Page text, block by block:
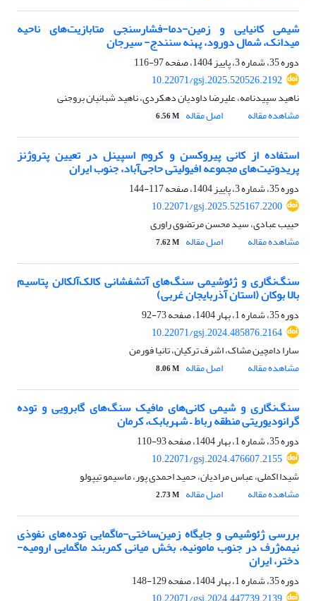
شیمی کانیایی و زمین‌-دما-فشارسنجی متابازیت‌های ناحیه
میدانک، شمال دورود، پهنه سنندج- سیرجان
دوره 35، شماره 3، پاییز 1404، صفحه
97-116
10.22071/gsj.2025.520526.2192
ناهید سپیدنامه، علیرضا داودیان دهکردی، ناهید شبانیان بروجنی
مشاهده مقاله
اصل مقاله 6.56 M
استفاده از کانی پیروکسن و کروم اسپینل در تعیین پتروژنز
پریدوتیت‌های مجموعه افیولیتی حاجی‌آباد، جنوب ایران
دوره 35، شماره 3، پاییز 1404، صفحه
117-144
10.22071/gsj.2025.525167.2200
حییب عبادی، سید محسن مرتضوی راوری
مشاهده مقاله
اصل مقاله 7.62 M
سنگ‌نگاری و ژئوشیمی سنگ‌های آتشفشانی کالک‌آلکالن پتاسیم
بالا بوکان (استان آذربایجان غربی)
دوره 35، شماره 1، بهار 1404، صفحه
73-92
10.22071/gsj.2024.485876.2164
سارا دامچین مشاک، اشرف ترکیان، تانیا فورمن
مشاهده مقاله
اصل مقاله 8.06 M
سنگ‌نگاری و شیمی کانی‌های مافیک سنگ‌های گابرویی و توده‌
گرانودیوریتی منطقه‌ رباط – شهربابک، کرمان
دوره 35، شماره 1، بهار 1404، صفحه
93-110
10.22071/gsj.2024.476607.2155
شیدا اکملی، عباس مرادیان، حمید احمدی پور، ماسیمو تیپولو
مشاهده مقاله
اصل مقاله 2.73 M
بررسی ژئوشیمی و جایگاه زمین‌‌ساختی-ماگمایی توده‌های نفوذی
نیمه‌ژرف در جنوب مامونیه، بخش میانی کمربند ماگمایی ارومیه-
دختر، ایران
دوره 35، شماره 1، بهار 1404، صفحه
129-148